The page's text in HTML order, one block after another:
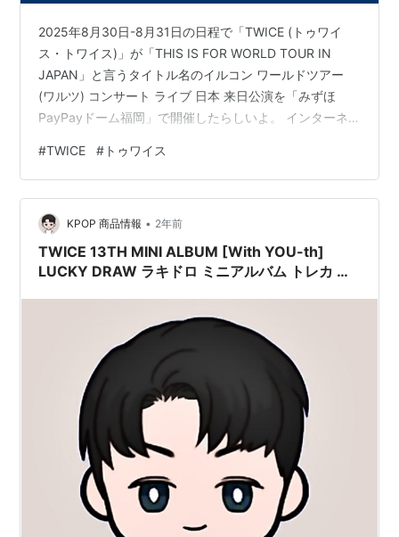
2025年8月30日-8月31日の日程で「TWICE (トゥワイ
ス・トワイス)」が「THIS IS FOR WORLD TOUR IN
JAPAN」と言うタイトル名のイルコン ワールドツアー
(ワルツ) コンサート ライブ 日本 来日公演を「みずほ
PayPayドーム福岡」で開催したらしいよ。 インターネ
(セトリ)情報を集めてlive-setlist2ブログに掲載するよ。
では、この記事に「2025/8/30-8/31 TWICE - THIS IS
FOR WORLD TOUR IN JAPAN ライブ 福岡ドーム (福岡)
公演」の曲目や曲順…
#TWICE # トゥワイス
KPOP 商品情報 • 2年前
TWICE 13TH MINI ALBUM [With YOU-th]
LUCKY DRAW ラキドロ ミニアルバム トレカ 予